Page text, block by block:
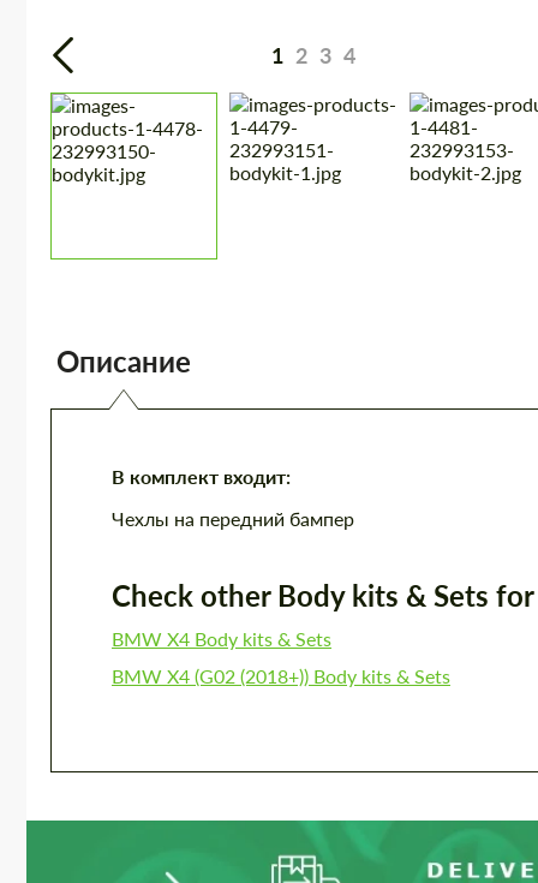
1 2 3 4
Описание
В комплект входит:
Чехлы на передний бампер
Check other Body kits & Sets
BMW X4 Body kits & Sets
BMW X4 (G02 (2018+)) Body kits & Sets